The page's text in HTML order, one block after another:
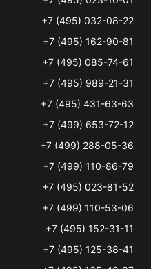
+7 (495) 032-08-22
+7 (495) 162-90-81
+7 (495) 085-74-61
+7 (495) 989-21-31
+7 (495) 431-63-63
+7 (499) 653-72-12
+7 (499) 288-05-36
+7 (499) 110-86-79
+7 (495) 023-81-52
+7 (499) 110-53-06
+7 (495) 152-31-11
+7 (495) 125-38-41